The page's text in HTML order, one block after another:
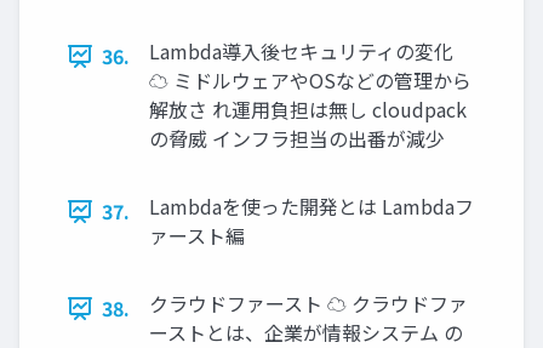
36.
Lambda導入後セキュリティの変化
☁ ミドルウェアやOSなどの管理から
解放さ れ運用負担は無し cloudpack
の脅威 インフラ担当の出番が減少
37.
Lambdaを使った開発とは Lambdaフ
ァースト編
38.
クラウドファースト ☁ クラウドファ
ーストとは、企業が情報システム の